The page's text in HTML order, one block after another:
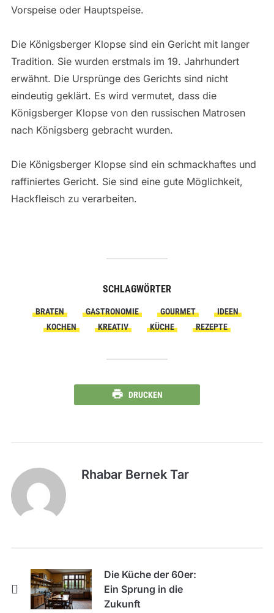
Vorspeise oder Hauptspeise.
Die Königsberger Klopse sind ein Gericht mit langer
Tradition. Sie wurden erstmals im 19. Jahrhundert
erwähnt. Die Ursprünge des Gerichts sind nicht
eindeutig geklärt. Es wird vermutet, dass die
Königsberger Klopse von den russischen Matrosen
nach Königsberg gebracht wurden.
Die Königsberger Klopse sind ein schmackhaftes und
raffiniertes Gericht. Sie sind eine gute Möglichkeit,
Hackfleisch zu verarbeiten.
SCHLAGWÖRTER
BRATEN GASTRONOMIE GOURMET
IDEEN
KOCHEN
KREATIV KÜCHE REZEPTE
DRUCKEN
Rhabar Bernek Tar
Die Küche der 60er:
Ein Sprung in die
Zukunft